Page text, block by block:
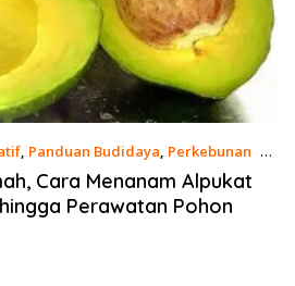
, Panduan Budidaya, Perkebunan 29
Cara Menanam Alpukat
Perawatan Pohon